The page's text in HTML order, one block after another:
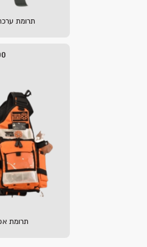
תרומת
תרומת